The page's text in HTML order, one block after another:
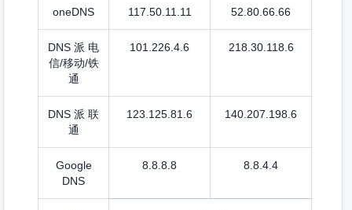
oneDNS 117.50.11.11 52.80.66.66
DNS 派 电
信/移动/铁
通
101.226.4.6 218.30.118.6
DNS 派 联
通
123.125.81.6 140.207.198.6
Google
DNS
8.8.8.8 8.8.4.4